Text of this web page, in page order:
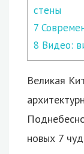
стены
7
8 Видео:
Великая
новых 7